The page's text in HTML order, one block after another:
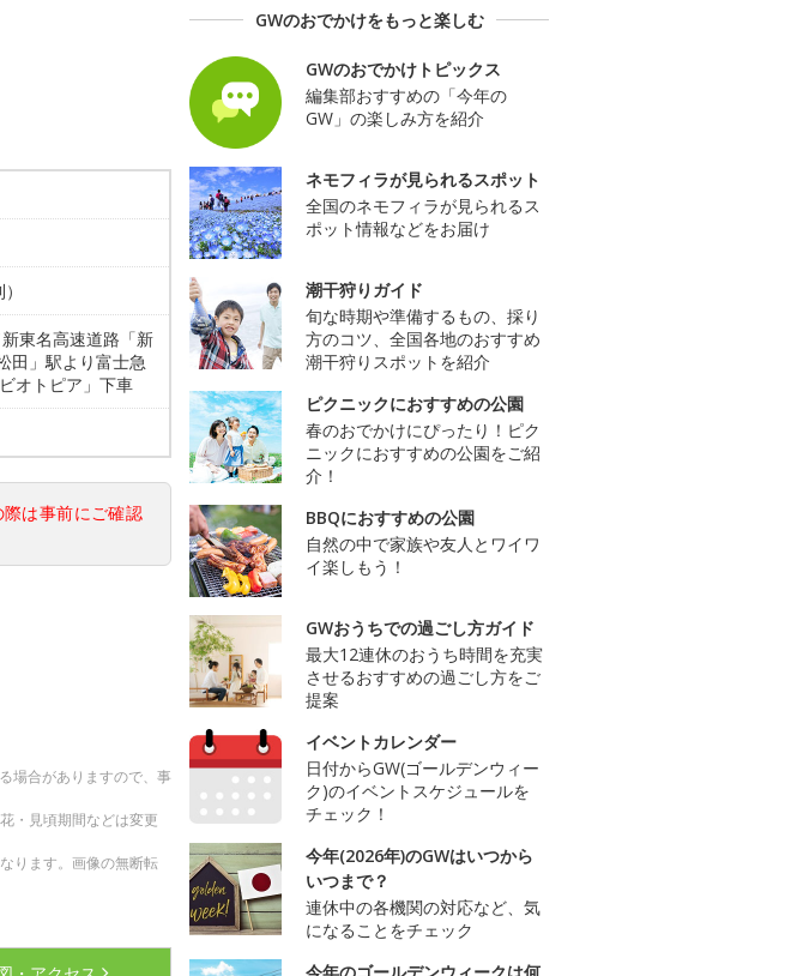
東名高速道路「新
田」駅より富士急
オトピア」下車
は事前にご確認
場合がありますので、事
・見頃期間などは変更
ります。画像の無断転
GWのおでかけをもっと楽しむ
GWのおでかけトピックス
編集部おすすめの「今年の
GW」の楽しみ方を紹介
ネモフィラが見られるスポット
全国のネモフィラが見られるス
ポット情報などをお届け
潮干狩りガイド
旬な時期や準備するもの、採り
方のコツ、全国各地のおすすめ
潮干狩りスポットを紹介
ピクニックにおすすめの公園
春のおでかけにぴったり！ピク
ニックにおすすめの公園をご紹
介！
BBQにおすすめの公園
自然の中で家族や友人とワイワ
イ楽しもう！
GWおうちでの過ごし方ガイド
最大12連休のおうち時間を充実
させるおすすめの過ごし方をご
提案
イベントカレンダー
日付からGW(ゴールデンウィー
ク)のイベントスケジュールを
チェック！
今年(2026年)のGWはいつから
いつまで？
連休中の各機関の対応など、気
になることをチェック